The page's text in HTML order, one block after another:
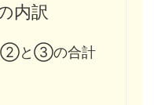
内訳
と③の合計